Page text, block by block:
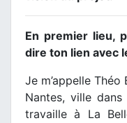
En premier lieu,
dire ton lien avec
Je m’appelle Théo
Nantes, ville
travaille à La